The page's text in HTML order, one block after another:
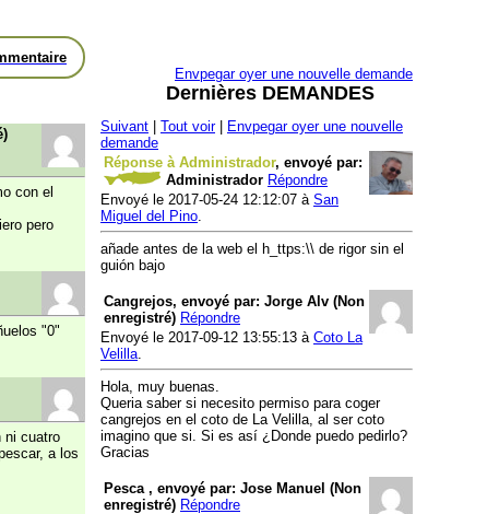
con el
pero
"0"
ni cuatro
a los
Envpegar oyer une nouvelle demande
Dernières DEMANDES
Suivant Tout voir|
Envpegar oyer une nouvelle
demande
Réponse à Administrador, envoyé par:
Administrador Répondre
Envoyé le 2017-05-24 12:12:07 à San
Miguel del Pino
añade antes de la web el h_ttps:\\ de rigor sin el
guión bajo
Cangrejos, envoyé par: Jorge Alv (Non
enregistré) Répondre
Envoyé le 2017-09-12 13:55:13 à Coto La
Velilla
Hola, muy buenas.
Queria saber si necesito permiso para coger
cangrejos en el coto de La Velilla, al ser coto
imagino que si. Si es así ¿Donde puedo pedirlo?
Gracias
Pesca , envoyé par: Jose Manuel (Non
enregistré) Répondre